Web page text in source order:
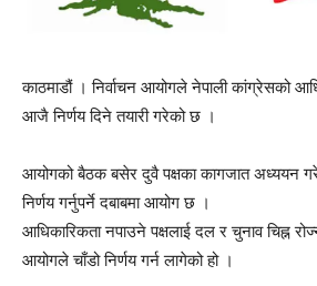
काठमाडौं । निर्वाचन आयोगले नेपाली कांग्रेसको
आजै निर्णय दिने तयारी गरेको छ ।
आयोगको बैठक बसेर दुवै पक्षका कागजात अध्ययन
निर्णय गर्नुपर्ने दबाबमा आयोग छ ।
आधिकारिकता नपाउने पक्षलाई दल र चुनाव चिह्न
आयोगले चाँडो निर्णय गर्न लागेको हो ।